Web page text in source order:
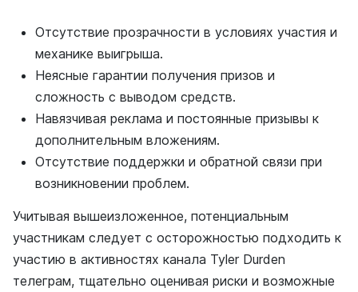
Отсутствие прозрачности в условиях участия и
механике выигрыша.
Неясные гарантии получения призов и
сложность с выводом средств.
Навязчивая реклама и постоянные призывы к
дополнительным вложениям.
Отсутствие поддержки и обратной связи при
возникновении проблем.
Учитывая вышеизложенное, потенциальным
участникам следует с осторожностью подходить к
участию в активностях канала Tyler Durden
телеграм, тщательно оценивая риски и возможные